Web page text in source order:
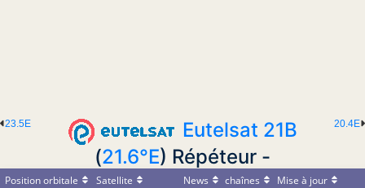
20.4E
23.5E
Eutelsat 21B
(21.6°E) Répéteur -
Position orbitale Satellite News chaînes
Mise à jour